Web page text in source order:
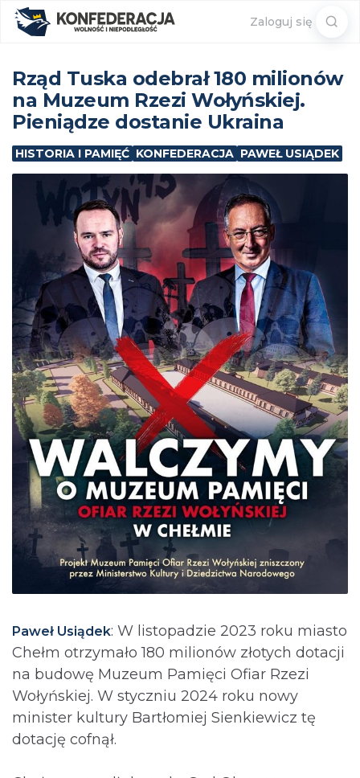
Zaloguj się
Rząd Tuska odebrał 180 milionów
na Muzeum Rzezi Wołyńskiej.
Pieniądze dostanie Ukraina
HISTORIA I PAMIĘĆ KONFEDERACJA PAWEŁ USIĄDEK
Paweł Usiądek: W listopadzie 2023 roku miasto
Chełm otrzymało 180 milionów złotych dotacji
na budowę Muzeum Pamięci Ofiar Rzezi
Wołyńskiej. W styczniu 2024 roku nowy
minister kultury Bartłomiej Sienkiewicz tę
dotację cofnął.